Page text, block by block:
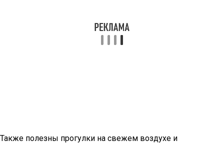
Также полезны прогулки на свежем воздухе и